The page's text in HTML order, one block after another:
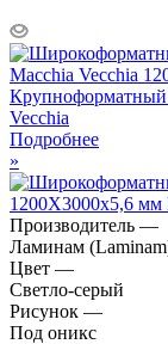
Крупноформатный
Vecchia
Подробнее
»
Производитель —
Ламинам
Цвет —
Светло-серый
Рисунок —
Под оникс